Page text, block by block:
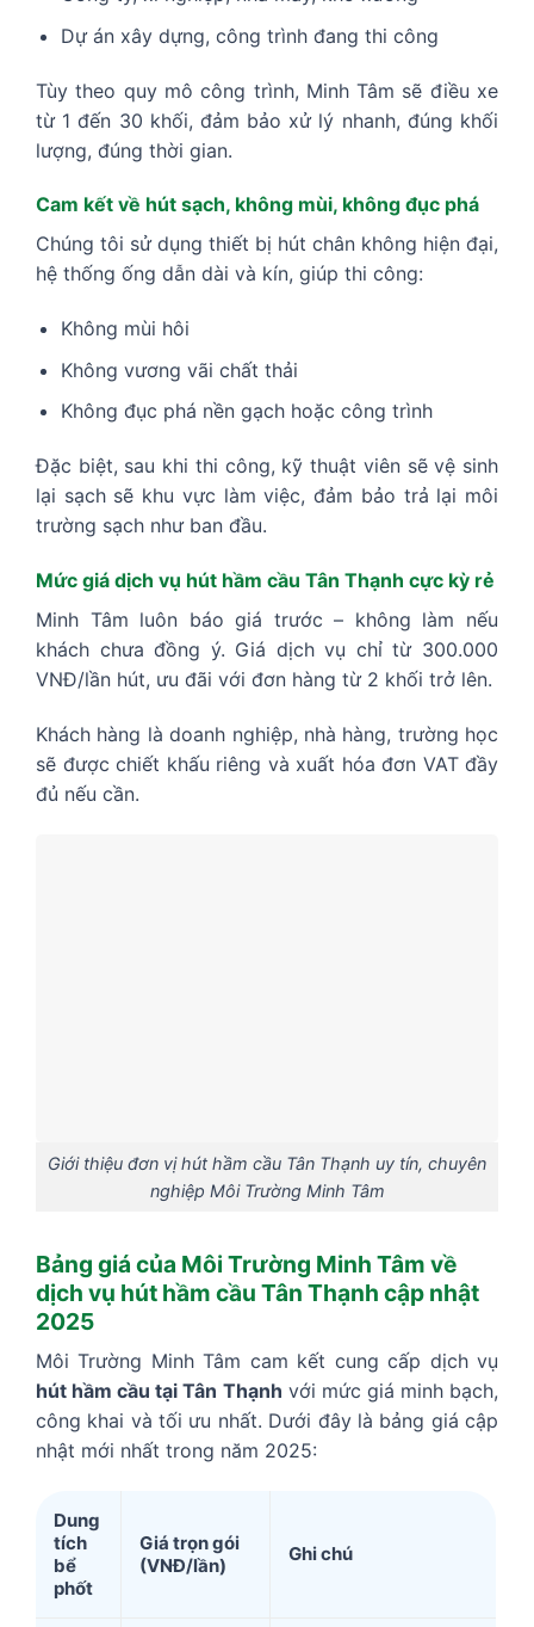
Dự án xây dựng, công trình đang thi công
Tùy theo quy mô công trình, Minh Tâm sẽ điều xe
từ 1 đến 30 khối, đảm bảo xử lý nhanh, đúng khối
lượng, đúng thời gian.
Cam kết về hút sạch, không mùi, không đục phá
Chúng tôi sử dụng thiết bị hút chân không hiện đại,
hệ thống ống dẫn dài và kín, giúp thi công:
Không mùi hôi
Không vương vãi chất thải
Không đục phá nền gạch hoặc công trình
Đặc biệt, sau khi thi công, kỹ thuật viên sẽ vệ sinh
lại sạch sẽ khu vực làm việc, đảm bảo trả lại môi
trường sạch như ban đầu.
Mức giá dịch vụ hút hầm cầu Tân Thạnh cực kỳ rẻ
Minh Tâm luôn báo giá trước – không làm nếu
khách chưa đồng ý. Giá dịch vụ chỉ từ 300.000
VNĐ/lần hút, ưu đãi với đơn hàng từ 2 khối trở lên.
Khách hàng là doanh nghiệp, nhà hàng, trường học
sẽ được chiết khấu riêng và xuất hóa đơn VAT đầy
đủ nếu cần.
Giới thiệu đơn vị hút hầm cầu Tân Thạnh uy tín, chuyên
nghiệp Môi Trường Minh Tâm
Bảng giá của Môi Trường Minh Tâm về
dịch vụ hút hầm cầu Tân Thạnh cập nhật
2025
Môi Trường Minh Tâm cam kết cung cấp dịch vụ
hút hầm cầu tại Tân Thạnh với mức giá minh bạch,
công khai và tối ưu nhất. Dưới đây là bảng giá cập
nhật mới nhất trong năm 2025:
Dung
tích
bể
phốt
Giá trọn gói
(VNĐ/lần)
Ghi chú